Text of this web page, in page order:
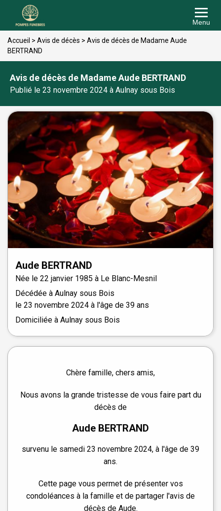
Menu
Accueil > Avis de décès > Avis de décès de Madame Aude
BERTRAND
Avis de décès de Madame Aude BERTRAND
Publié le 23 novembre 2024 à Aulnay sous Bois
Aude BERTRAND
Née le 22 janvier 1985 à Le Blanc-Mesnil
Décédée à Aulnay sous Bois
le 23 novembre 2024 à l'âge de 39 ans
Domiciliée à Aulnay sous Bois
Chère famille, chers amis,
Nous avons la grande tristesse de vous faire part du
décès de
Aude BERTRAND
survenu le samedi 23 novembre 2024, à l'âge de 39
ans.
Cette page vous permet de présenter vos
condoléances à la famille et de partager l'avis de
décès de Aude.